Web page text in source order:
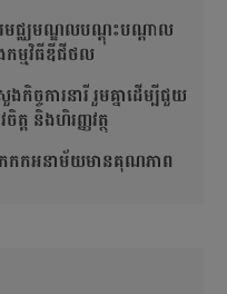
រមជ្ឈមណ្ឌលបណ្ដុះបណ្ដាល
កម្មវិធីឌីជីថល
ច្ចការនារី រួមគ្នាដើម្បីជួយ
ត្ត និងហិរញ្ញវត្ថុ
កកកអនាម័យមានគុណភាព